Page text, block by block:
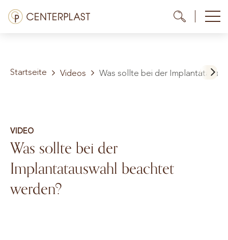
Zum
Inhalt
Menü
Über uns
Kontakt
DE
Startseite Videos Was sollte bei der
VIDEO
Was sollte bei der
Implantatauswahl beachtet
werden?